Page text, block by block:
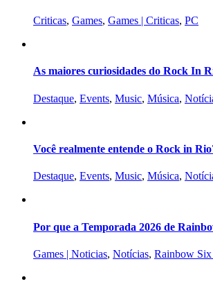
Criticas, Games, Games | Criticas, PC
As maiores curiosidades do Rock In
Destaque, Events, Music, Música,
Você realmente entende o Rock in
Destaque, Events, Music, Música,
Por que a Temporada 2026 de
Games | Noticias, Notícias, Rainbow Six